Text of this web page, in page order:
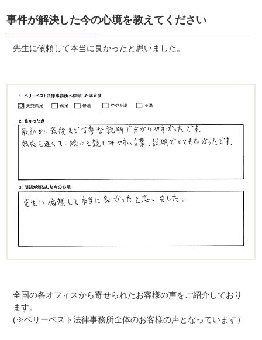
事件が解決した今の心境を教えてください
先生に依頼して本当に良かったと思いました。
全国の各オフィスから寄せられたお客様の声をご紹介しており
ます。
(※ベリーベスト法律事務所全体のお客様の声となっています）